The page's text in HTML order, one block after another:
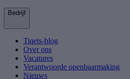
Bedrijf
Tiqets-blog
Over ons
Vacatures
Verantwoorde openbaarmaking
Nieuws